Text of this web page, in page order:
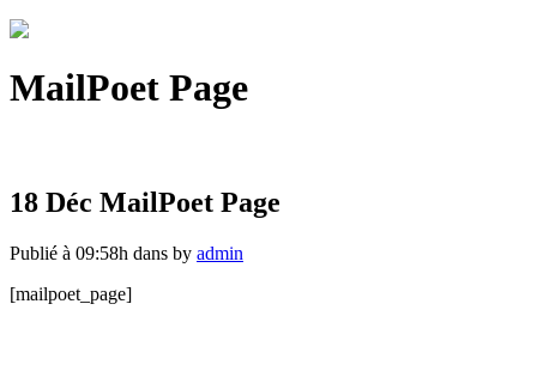
MailPoet Page
18 Déc MailPoet Page
Publié à 09:58h dans by admin
[mailpoet_page]